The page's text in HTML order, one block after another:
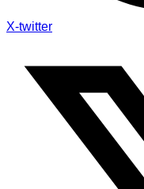
X-twitter